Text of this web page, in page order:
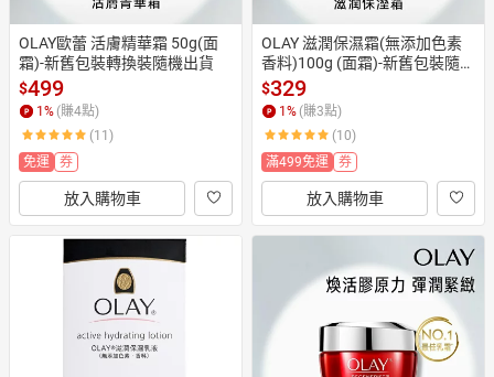
OLAY歐蕾 活膚精華霜 50g(面
霜)-新舊包裝轉換裝隨機出貨
$499
1 % (賺4點)
(11)
免運
券
放入購物車
OLAY 滋潤保濕霜(無添加色素
香料)100g (面霜)-新舊包裝隨機
出貨
$329
1 % (賺3點)
(10)
滿499免運
券
放入購物車